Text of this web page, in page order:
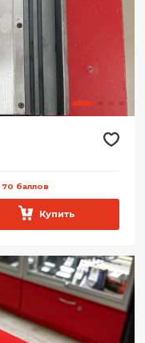
70 баллов
Купить